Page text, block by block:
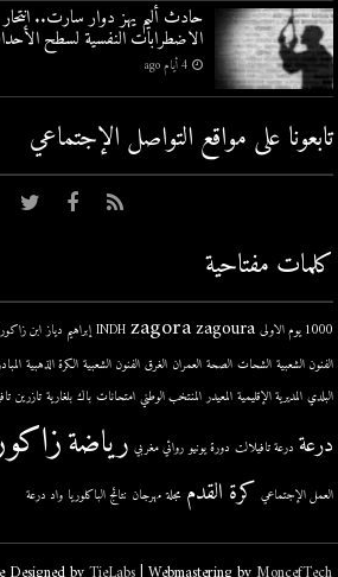
حادث أليم يهز دوار سارت..
الاضطرابات النفسية لسطح
4 أيام ago
تابعونا على مواقع التواصل اﻹجتماعي
كلمات مفتاحية
1000 يوم الاولى INDH zagora zagoura إبراهيم دياز ابن
الفنون الشعبية الشحات الصحة العمران الغرق الفنون الشعبية الكرة الذهبية
البلدي المديرية الإقليمية المعيدر المنتخب الوطني امتحانات باك بلغارية تازرين
درعة درعة تافيلالت دورة يونيو روائي مغربي رياضة
العمل الإجتماعي كرة القدم مجلة مهرجان نتائج الباكلوريا واد درعة